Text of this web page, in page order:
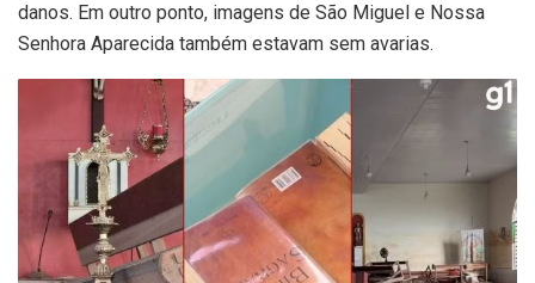
danos. Em outro ponto, imagens de São Miguel e Nossa
Senhora Aparecida também estavam sem avarias.